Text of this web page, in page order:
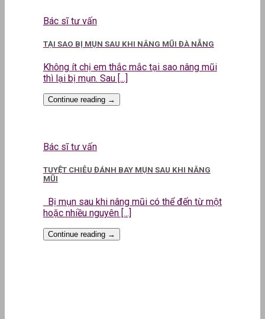
Bác sĩ tư vấn
TẠI SAO BỊ MỤN SAU KHI NÂNG MŨI ĐÀ NẴNG
Không ít chị em thắc mắc tại sao nâng mũi
thì lại bị mụn. Sau [...]
Continue reading →
Bác sĩ tư vấn
TUYỆT CHIÊU ĐÁNH BAY MỤN SAU KHI NÂNG
MŨI
Bị mụn sau khi nâng mũi có thể đến từ một
hoặc nhiều nguyên [...]
Continue reading →